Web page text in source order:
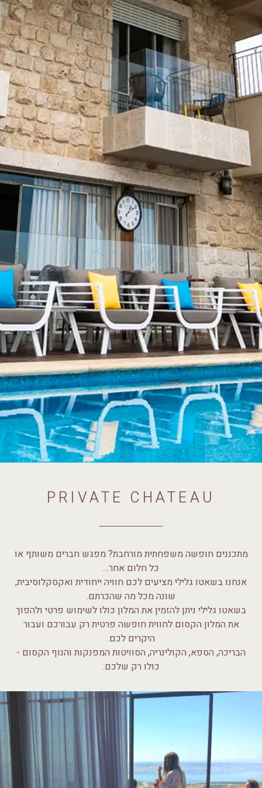
PRIVATE CHATEAU
מתכננים חופשה משפחתית מורחבת? מפגש חברים משותף או
כל חלום אחר…
אנחנו בשאטו גלילי מציעים לכם חוויה ייחודית ואקסקלוסיבית,
שונה מכל מה שהכרתם.
בשאטו גלילי ניתן להזמין את המלון כולו לשימוש פרטי ולהפוך
את המלון הקסום לחווית חופשה פרטית רק עבורכם ועבור
היקרים לכם.
הבריכה, הספא, הקולינריה, הסוויטות המפנקות והנוף הקסום -
כולו רק שלכם.